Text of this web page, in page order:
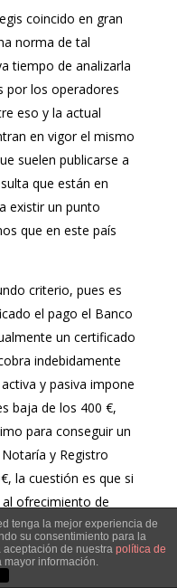
coincido en gran
norma de tal
tiempo de analizarla
por los operadores
eso y la actual
en vigor el mismo
suelen publicarse a
que están en
existir un punto
que en este país
criterio, pues es
el pago el Banco
un certificado
indebidamente
y pasiva impone
baja de los 400 €,
para conseguir un
y Registro
la cuestión es que si
ofrecimiento de
de cancelación
han de constar en el
entiendo que
tenga la mejor experiencia de
su consentimiento para la
de nuestra política de
información.